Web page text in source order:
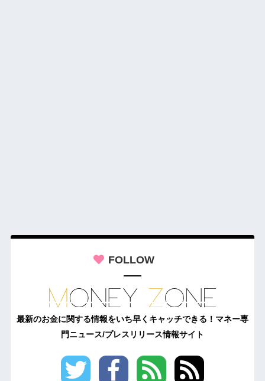
FOLLOW
最新のお金に関する情報をいち早くキャッチできる！マネー専
門ニュース/プレスリリース情報サイト